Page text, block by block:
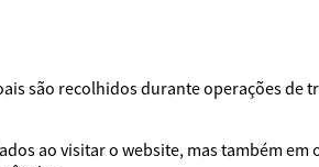
são recolhidos durante operações de
ao visitar o website, mas também